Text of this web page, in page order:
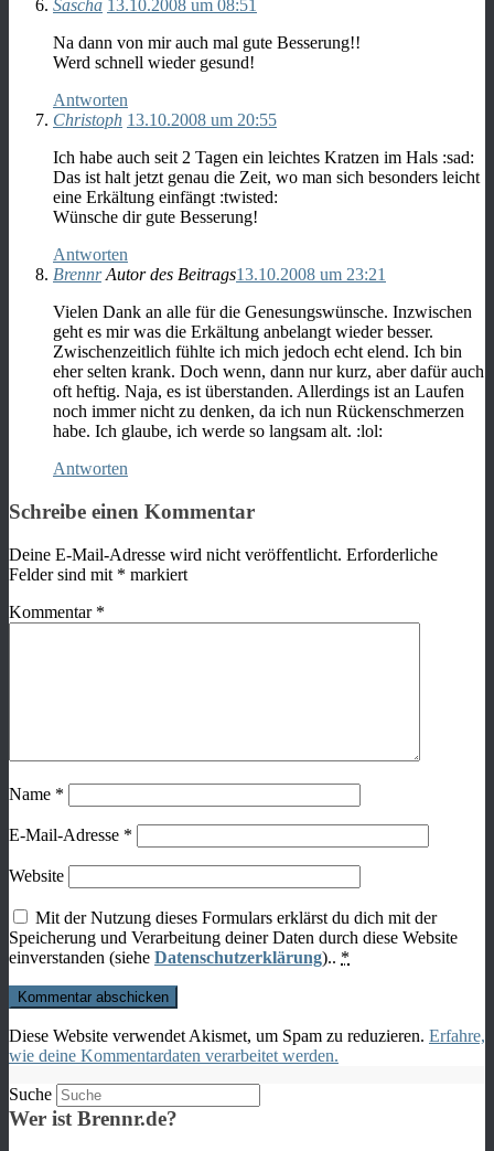
Sascha 13.10.2008 um 08:51
Na dann von mir auch mal gute Besserung!!
Werd schnell wieder gesund!
Antworten
Christoph 13.10.2008 um 20:55
Ich habe auch seit 2 Tagen ein leichtes Kratzen im Hals :sad:
Das ist halt jetzt genau die Zeit, wo man sich besonders leicht
eine Erkältung einfängt :twisted:
Wünsche dir gute Besserung!
Antworten
Brennr Autor des Beitrags13.10.2008 um 23:21
Vielen Dank an alle für die Genesungswünsche. Inzwischen
geht es mir was die Erkältung anbelangt wieder besser.
Zwischenzeitlich fühlte ich mich jedoch echt elend. Ich bin
eher selten krank. Doch wenn, dann nur kurz, aber dafür auch
oft heftig. Naja, es ist überstanden. Allerdings ist an Laufen
noch immer nicht zu denken, da ich nun Rückenschmerzen
habe. Ich glaube, ich werde so langsam alt. :lol:
Antworten
Schreibe einen Kommentar
Deine E-Mail-Adresse wird nicht veröffentlicht. Erforderliche
Felder sind mit * markiert
Kommentar *
Name *
E-Mail-Adresse *
Website
Mit der Nutzung dieses Formulars erklärst du dich mit der
Speicherung und Verarbeitung deiner Daten durch diese Website
einverstanden (siehe Datenschutzerklärung).. *
Diese Website verwendet Akismet, um Spam zu reduzieren. Erfahre,
wie deine Kommentardaten verarbeitet werden.
Suche
Wer ist Brennr.de?